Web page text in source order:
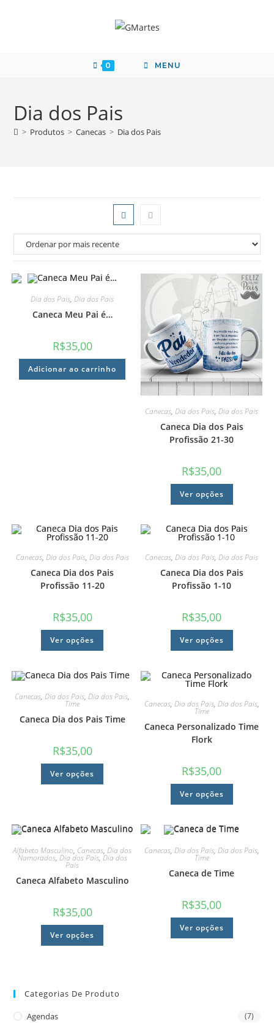
0 MENU
Dia dos Pais
> Produtos > Canecas > Dia dos Pais
Dia dos Pais,Dia dos Pais
Caneca Meu Pai é…
R$35,00
Adicionar ao carrinho
Canecas,Dia dos Pais,Dia dos Pais
Caneca Dia dos Pais
Profissão 21-30
R$35,00
Ver opções
Canecas, Dia dos Pais, Dia dos Pais
Caneca Dia dos Pais
Profissão 11-20
R$35,00
Ver opções
Canecas,Dia dos Pais,Dia dos Pais
Caneca Dia dos Pais
Profissão 1-10
R$35,00
Ver opções
Canecas,Dia dos Pais,Dia dos Pais,
Time
Caneca Dia dos Pais Time
R$35,00
Ver opções
Canecas, Dia dos Pais, Dia dos Pais,
Time
Caneca Personalizado Time
Flork
R$35,00
Ver opções
Alfabeto Masculino, Canecas,Dia dos
Namorados, Dia dos Pais, Dia dos
Pais
Caneca Alfabeto Masculino
R$35,00
Ver opções
Canecas, Dia dos Pais, Dia dos Pais,
Time
Caneca de Time
R$35,00
Ver opções
Categorias De Produto
Agendas (7)